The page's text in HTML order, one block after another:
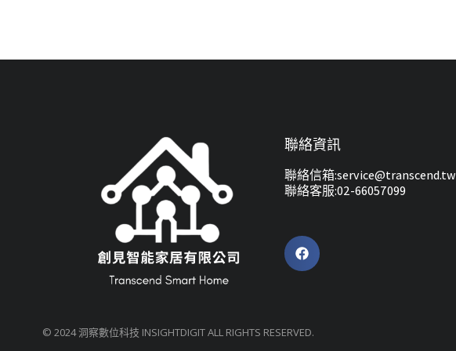
聯絡資訊
聯絡信箱:service@transcend.tw
聯絡客服:02-66057099
© 2024 洞察數位科技 INSIGHTDIGIT ALL RIGHTS RESERVED.